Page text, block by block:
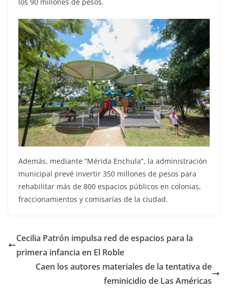
Además, mediante “Mérida Enchula”, la administración
municipal prevé invertir 350 millones de pesos para
rehabilitar más de 800 espacios públicos en colonias,
fraccionamientos y comisarías de la ciudad.
Cecilia Patrón impulsa red de espacios para la
primera infancia en El Roble
Caen los autores materiales de la tentativa de
feminicidio de Las Américas